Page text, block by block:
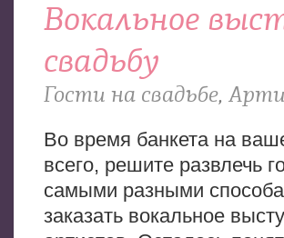
Вокальное
свадьбу
Гости на свадьбе,
Во время банкета на
всего, решите развлечь
самыми разными
заказать вокальное